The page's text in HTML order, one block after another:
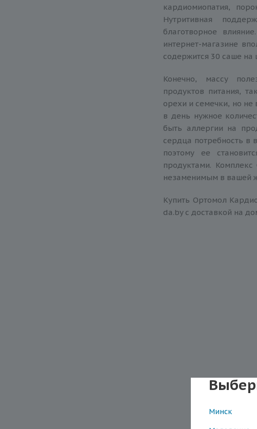
Минск
кардиомиопатия,
Нутритивная
благотворное
интернет-магазине
содержится 30 саше
Конечно, массу
продуктов питания,
орехи и семечки, но не
в день нужное
быть аллергии на
сердца потребность в
поэтому ее
продуктами.
незаменимым в вашей
Купить Ортомол
da.by с доставкой на